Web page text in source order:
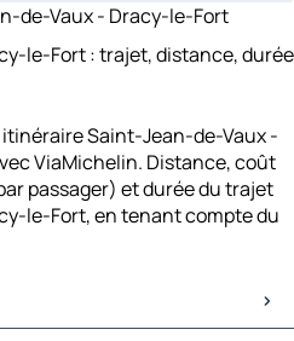
de-Vaux - Dracy-le-Fort
le-Fort : trajet, distance, durée
Saint-Jean-de-Vaux -
ViaMichelin. Distance, coût
passager) et durée du trajet
le-Fort, en tenant compte du